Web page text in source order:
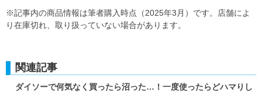
※記事内の商品情報は筆者購入時点（2025年3月）です。店舗によ
り在庫切れ、取り扱っていない場合があります。
関連記事
ダイソーで何気なく買ったら沼った…！一度使ったらどハマりし